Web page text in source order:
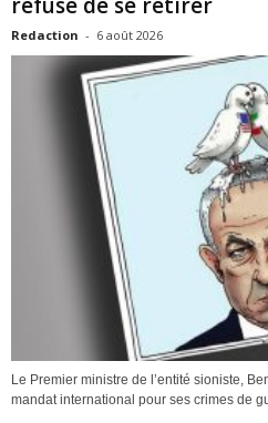
Redaction - 6 août 2026
Le Premier ministre de l’entité sioniste,
mandat international pour ses crimes de